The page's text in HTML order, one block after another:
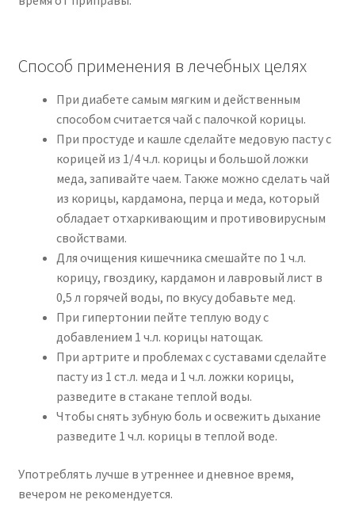
Способ применения в лечебных целях
При диабете самым мягким и действенным
способом считается чай с палочкой корицы.
При простуде и кашле сделайте медовую пасту с
корицей из 1/4 ч.л. корицы и большой ложки
меда, запивайте чаем. Также можно сделать чай
из корицы, кардамона, перца и меда, который
обладает отхаркивающим и противовирусным
свойствами.
Для очищения кишечника смешайте по 1 ч.л.
корицу, гвоздику, кардамон и лавровый лист в
0,5 л горячей воды, по вкусу добавьте мед.
При гипертонии пейте теплую воду с
добавлением 1 ч.л. корицы натощак.
При артрите и проблемах с суставами сделайте
пасту из 1 ст.л. меда и 1 ч.л. ложки корицы,
разведите в стакане теплой воды.
Чтобы снять зубную боль и освежить дыхание
разведите 1 ч.л. корицы в теплой воде.
Употреблять лучше в утреннее и дневное время,
вечером не рекомендуется.